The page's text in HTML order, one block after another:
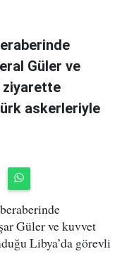
Güler ve
ziyarette
askerleriyle
Güler ve kuvvet
Libya’da görevli